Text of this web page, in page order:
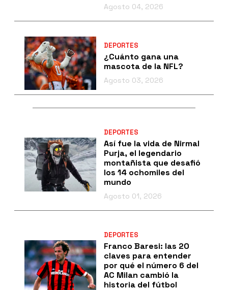
Agosto 04, 2026
DEPORTES
¿Cuánto gana una
mascota de la NFL?
Agosto 03, 2026
DEPORTES
Así fue la vida de Nirmal
Purja, el legendario
montañista que desafió
los 14 ochomiles del
mundo
Agosto 01, 2026
DEPORTES
Franco Baresi: las 20
claves para entender
por qué el número 6 del
AC Milan cambió la
historia del fútbol